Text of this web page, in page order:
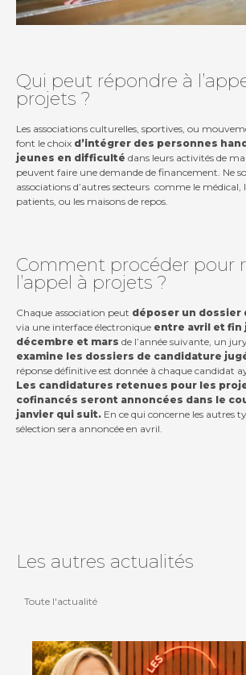
Qui peut répondre à
projets ?
Les associations culturelles, sportives, ou
font le choix d’intégrer des personnes
jeunes en difficulté dans leurs activités de
peuvent faire une demande de financement. Ne
associations d’autres secteurs comme le médical,
patients, ou les maisons de repos.
Comment procéder pour
l’appel à projets ?
Chaque association peut déposer un dossier
via une interface électronique entre avril et fin
décembre et mars de l’année suivante, un
examine les dossiers de candidature
réponse définitive est donnée à chaque candidat
Les candidatures retenues pour les
cofinancés seront annoncées dans le
janvier qui suit. En ce qui concerne les autres
sélection sera annoncée en avril.
Les autres actualités
Toute l'actualité